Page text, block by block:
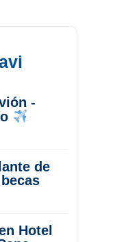
-
de
Hotel